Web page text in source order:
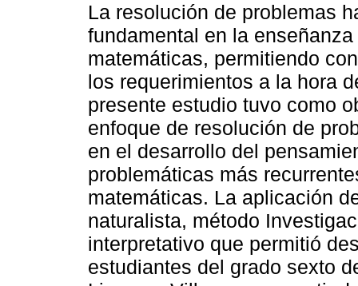
La resolución de problemas
fundamental en la
matemáticas, permitiendo
los requerimientos a la hora
presente estudio tuvo como
enfoque de resolución de
en el desarrollo del
problemáticas más
matemáticas. La aplicación
naturalista, método
interpretativo que permitió
estudiantes del grado sexto